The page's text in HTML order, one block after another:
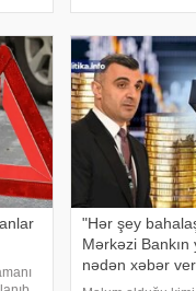
zamanı abunəçiləri
"Hər şey
Mərkəzi
nədən xəbər